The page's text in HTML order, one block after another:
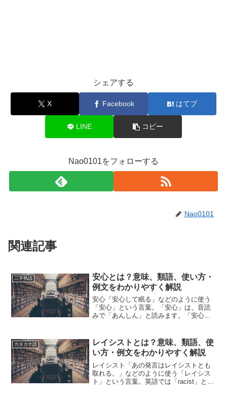
シェアする
X Facebook はてブ
LINE コピー
Nao0101をフォローする
Nao0101
関連記事
二字熟語
安心とは？意味、類語、使い方・
例文をわかりやすく解説
安心「安心して眠る」などのように使う
「安心」という言葉。「安心」は、音読
みで「あんしん」と読みます。「安心」
方や類語について、小説などの用例を紹
介しながら、わかりやすく解...
カタカナ語
レイシストとは？意味、類語、使
い方・例文をわかりやすく解説
レイシスト「あの発言はレイシストとも
取れる。」などのように使う「レイシス
ト」という言葉。英語では「racist」と表